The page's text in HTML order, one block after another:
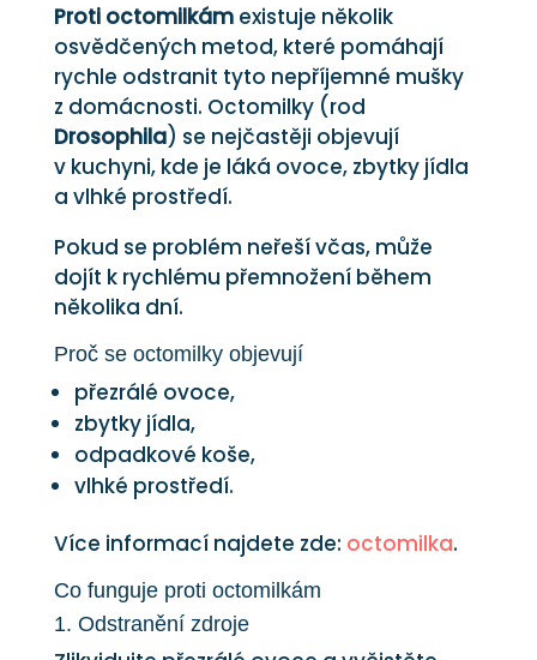
Proti octomilkámexistuje několik
osvědčených metod, které pomáhají
rychle odstranit tyto nepříjemné mušky
z domácnosti. Octomilky (rod
Drosophila) se nejčastěji objevují
v kuchyni, kde je láká ovoce, zbytky jídla
a vlhké prostředí.
Pokud se problém neřeší včas, může
dojít k rychlému přemnožení během
několika dní.
Proč se octomilky objevují
přezrálé ovoce,
zbytky jídla,
odpadkové koše,
vlhké prostředí.
Více informací najdete zde: octomilka.
Co funguje proti octomilkám
1. Odstranění zdroje